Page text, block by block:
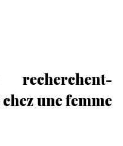
recherchent-
une femme